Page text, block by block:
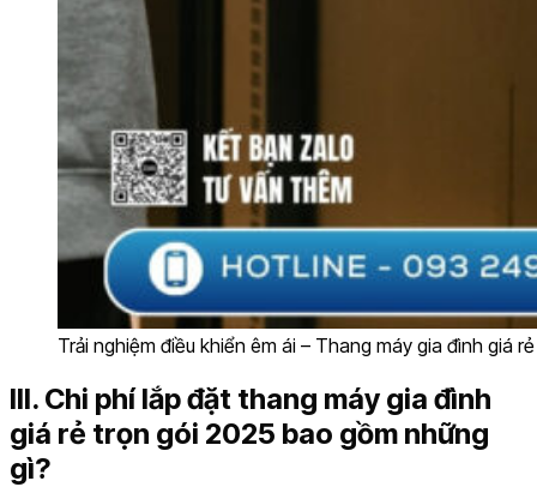
Trải nghiệm điều khiển êm ái – Thang máy gia đình giá
III. Chi phí lắp đặt thang máy gia đình
giá rẻ trọn gói 2025 bao gồm những
gì?